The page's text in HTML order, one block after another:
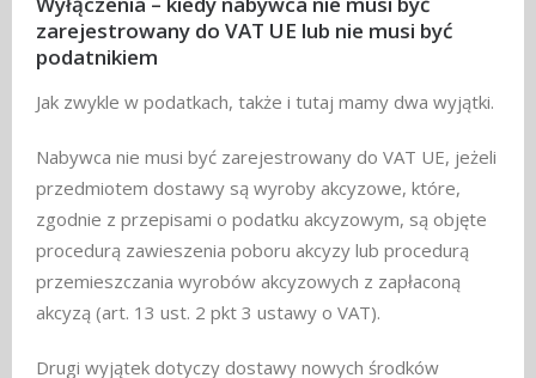
zarejestrowany do VAT UE lub nie musi być
podatnikiem
Jak zwykle w podatkach, także i tutaj mamy dwa wyjątki.
Nabywca nie musi być zarejestrowany do VAT UE, jeżeli
przedmiotem dostawy są wyroby akcyzowe, które,
zgodnie z przepisami o podatku akcyzowym, są objęte
procedurą zawieszenia poboru akcyzy lub procedurą
przemieszczania wyrobów akcyzowych z zapłaconą
akcyzą (art. 13 ust. 2 pkt 3 ustawy o VAT).
Drugi wyjątek dotyczy dostawy nowych środków